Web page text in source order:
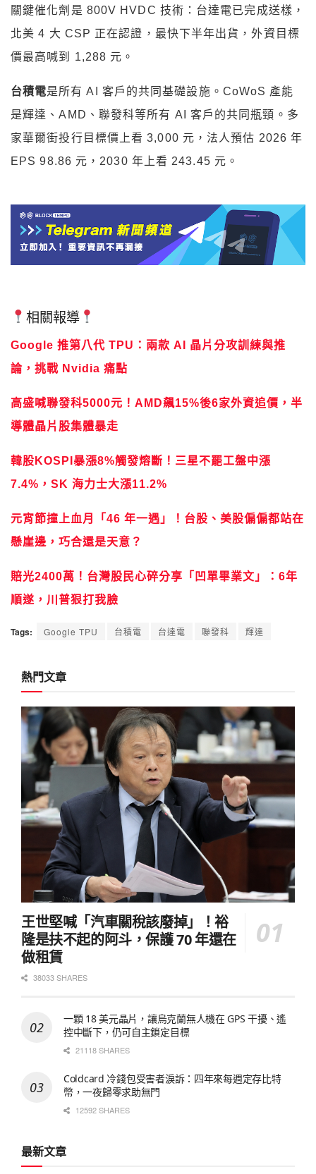
關鍵催化劑是 800V HVDC 技術：台達電已完成送樣，
北美 4 大 CSP 正在認證，最快下半年出貨，外資目標
價最高喊到 1,288 元。
台積電是所有 AI 客戶的共同基礎設施。CoWoS 產能
是輝達、AMD、聯發科等所有 AI 客戶的共同瓶頸。多
家華爾街投行目標價上看 3,000 元，法人預估 2026 年
EPS 98.86 元，2030 年上看 243.45 元。
相關報導
Google 推第八代 TPU：兩款 AI 晶片分攻訓練與推
論，挑戰 Nvidia 痛點
高盛喊聯發科5000元！AMD飆15%後6家外資追價，半
導體晶片股集體暴走
韓股KOSPI暴漲8%觸發熔斷！三星不罷工盤中漲
7.4%，SK 海力士大漲11.2%
元宵節撞上血月「46 年一遇」！台股、美股偏偏都站在
懸崖邊，巧合還是天意？
賠光2400萬！台灣股民心碎分享「凹單畢業文」：6年
順遂，川普狠打我臉
Tags: Google TPU 台積電 台達電 聯發科 輝達
熱門文章
王世堅喊「汽車關稅該廢掉」！裕
隆是扶不起的阿斗，保護 70 年還在
做租賃
38033 SHARES
一顆 18 美元晶片，讓烏克蘭無人機在 GPS 干擾、遙
控中斷下，仍可自主鎖定目標
21118 SHARES
Coldcard 冷錢包受害者淚訴：四年來每週定存比特
幣，一夜歸零求助無門
12592 SHARES
最新文章